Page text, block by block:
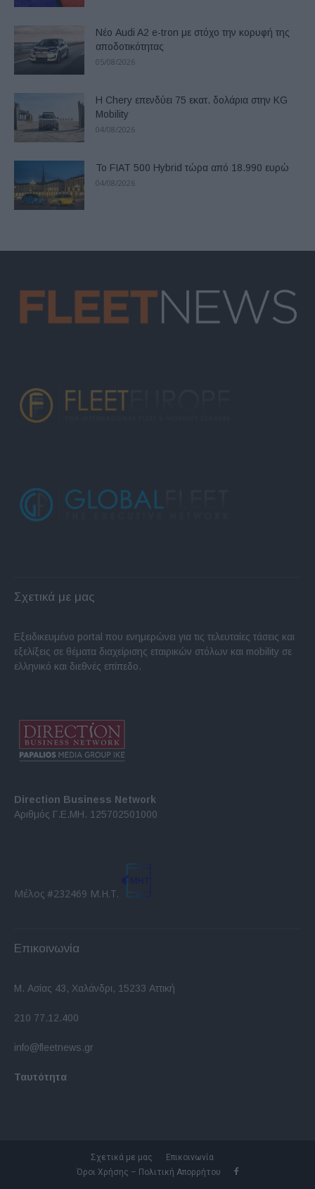
Νέο Audi A2 e-tron με στόχο την κορυφή της
αποδοτικότητας
05/08/2026
Η Chery επενδύει 75 εκατ. δολάρια στην KG
Mobility
04/08/2026
Το FIAT 500 Hybrid τώρα από 18.990 ευρώ
04/08/2026
Σχετικά με μας
Εξειδικευμένο portal που ενημερώνει για τις τελευταίες τάσεις και
εξελίξεις σε θέματα διαχείρισης εταιρικών στόλων και mobility σε
ελληνικό και διεθνές επίπεδο.
Direction Business Network
Αριθμός Γ.Ε.ΜΗ. 125702501000
Μέλος #232469 Μ.Η.Τ.
Επικοινωνία
Μ. Ασίας 43, Χαλάνδρι, 15233 Αττική
210 77.12.400
info@fleetnews.gr
Ταυτότητα
Σχετικά με μας
Επικοινωνία
Όροι Χρήσης – Πολιτική Απορρήτου